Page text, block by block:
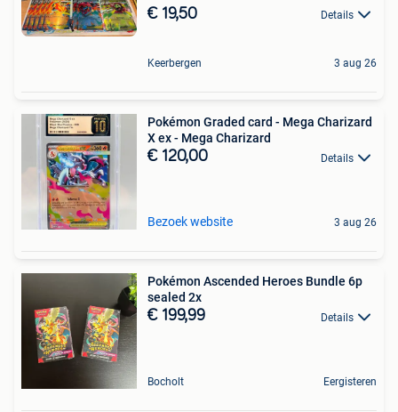
€ 19,50 Details
Keerbergen 3 aug 26
Pokémon Graded card - Mega Charizard
X ex - Mega Charizard
€ 120,00 Details
Bezoek website 3 aug 26
Pokémon Ascended Heroes Bundle 6p
sealed 2x
€ 199,99 Details
Bocholt Eergisteren